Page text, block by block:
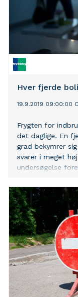
Hver fjerde
19.9.2019 09:00:00
Frygten for
det daglige. En
grad bekymrer
svarer i meget
undersøgelse